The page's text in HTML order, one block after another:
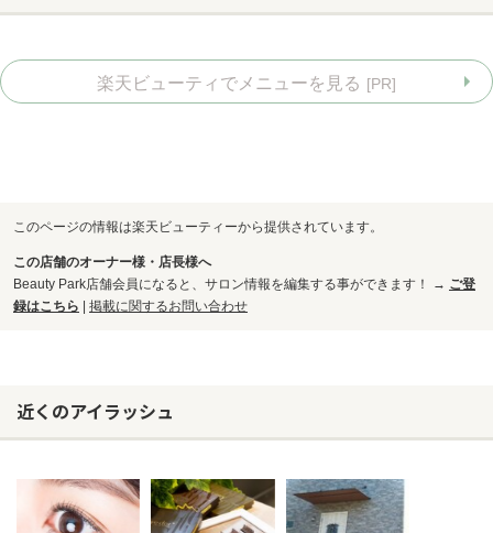
楽天ビューティでメニューを見る [PR]
このページの情報は楽天ビューティーから提供されています。
この店舗のオーナー様・店長様へ
Beauty Park店舗会員になると、サロン情報を編集する事ができます！ → ご登
録はこちら | 掲載に関するお問い合わせ
近くのアイラッシュ